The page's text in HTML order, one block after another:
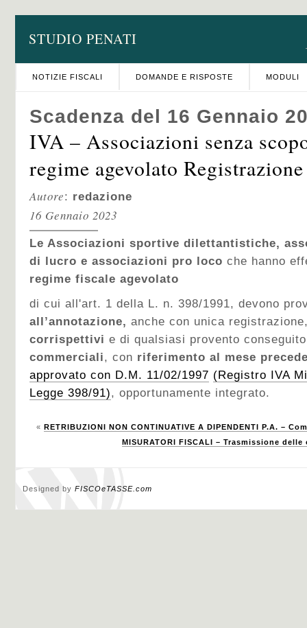
STUDIO PENATI
NOTIZIE FISCALI DOMANDE E RISPOSTE MODULI
Scadenza del 16 Gennaio
IVA – Associazioni senza
regime agevolato
Autore: redazione
16 Gennaio 2023
Le Associazioni sportive dilettantistiche,
di lucro e associazioni pro loco che hanno
regime fiscale agevolato
di cui all'art. 1 della L. n. 398/1991, devono
all’annotazione, anche con unica
corrispettivi e di qualsiasi provento
commerciali, con riferimento al mese
approvato con D.M. 11/02/1997 (Registro IVA
Legge 398/91), opportunamente integrato.
« RETRIBUZIONI NON CONTINUATIVE A DIPENDENTI P.A. –
MISURATORI FISCALI – Trasmissione
Designed by FISCOeTASSE.com